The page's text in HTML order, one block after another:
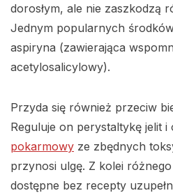
dorosłym, ale nie zaszkodzą
Jednym popularnych
aspiryna (zawierająca
acetylosalicylowy).
Przyda się również przeciw
Reguluje on perystaltykę jelit i
pokarmowy ze zbędnych
przynosi ulgę. Z kolei
dostępne bez recepty